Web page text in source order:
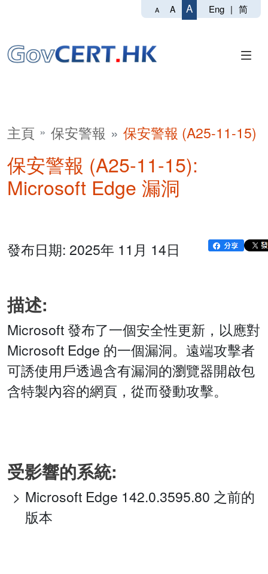
A A A Eng | 简
主頁 保安警報 保安警報 (A25-11-15)
保安警報 (A25-11-15):
Microsoft Edge 漏洞
發布日期: 2025年 11月 14日
描述:
Microsoft 發布了一個安全性更新，以應對
Microsoft Edge 的一個漏洞。遠端攻擊者
可誘使用戶透過含有漏洞的瀏覽器開啟包
含特製內容的網頁，從而發動攻擊。
受影響的系統:
Microsoft Edge 142.0.3595.80 之前的
版本